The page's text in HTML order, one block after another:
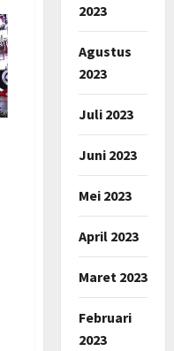
2023
Agustus
2023
Juli 2023
Juni 2023
Mei 2023
April 2023
Maret 2023
Februari
2023